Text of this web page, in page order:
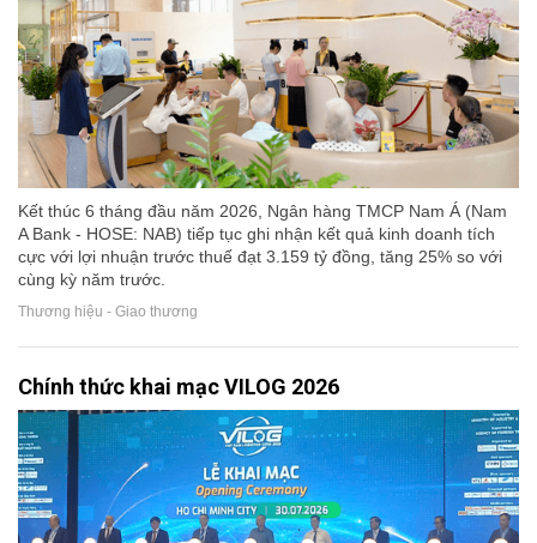
Kết thúc 6 tháng đầu năm 2026, Ngân hàng TMCP Nam Á (Nam
A Bank - HOSE: NAB) tiếp tục ghi nhận kết quả kinh doanh tích
cực với lợi nhuận trước thuế đạt 3.159 tỷ đồng, tăng 25% so với
cùng kỳ năm trước.
Thương hiệu - Giao thương
Chính thức khai mạc VILOG 2026